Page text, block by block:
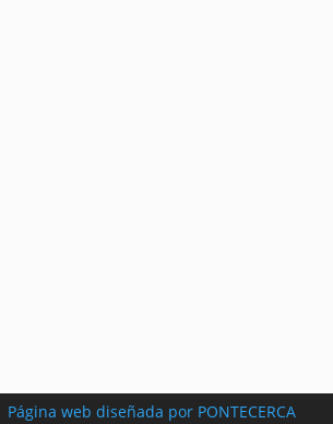
Página web diseñada por PONTECERCA